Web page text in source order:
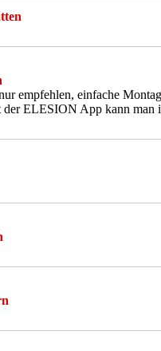
empfehlen, einfache
ELESION App kann man